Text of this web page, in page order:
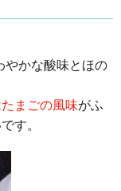
やかな酸味とほの
たまごの風味がふ
す。